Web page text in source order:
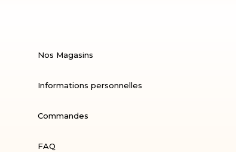
Nos Magasins
Informations personnelles
Commandes
FAQ